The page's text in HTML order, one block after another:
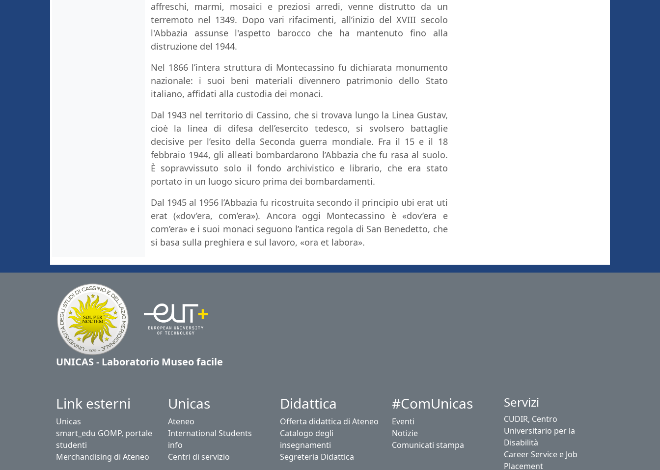
affreschi, marmi, mosaici e preziosi arredi, venne distrutto da un
terremoto nel 1349. Dopo vari rifacimenti, all’inizio del XVIII secolo
l'Abbazia assunse l'aspetto barocco che ha mantenuto fino alla
distruzione del 1944.
Nel 1866 l’intera struttura di Montecassino fu dichiarata monumento
nazionale: i suoi beni materiali divennero patrimonio dello Stato
italiano, affidati alla custodia dei monaci.
Dal 1943 nel territorio di Cassino, che si trovava lungo la Linea Gustav,
cioè la linea di difesa dell’esercito tedesco, si svolsero battaglie
decisive per l’esito della Seconda guerra mondiale. Fra il 15 e il 18
febbraio 1944, gli alleati bombardarono l’Abbazia che fu rasa al suolo.
È sopravvissuto solo il fondo archivistico e librario, che era stato
portato in un luogo sicuro prima dei bombardamenti.
Dal 1945 al 1956 l’Abbazia fu ricostruita secondo il principio ubi erat uti
erat («dov’era, com’era»). Ancora oggi Montecassino è «dov’era e
com’era» e i suoi monaci seguono l’antica regola di San Benedetto, che
si basa sulla preghiera e sul lavoro, «ora et labora».
UNICAS - Laboratorio Museo facile
Link esterni
Unicas
smart_edu GOMP, portale
studenti
Merchandising di Ateneo
Unicas
Ateneo
International Students
info
Centri di servizio
Didattica
Offerta didattica di Ateneo
Catalogo degli
insegnamenti
Segreteria Didattica
#ComUnicas
Eventi
Notizie
Comunicati stampa
Servizi
CUDIR, Centro
Universitario per la
Disabilità
Career Service e Job
Placement